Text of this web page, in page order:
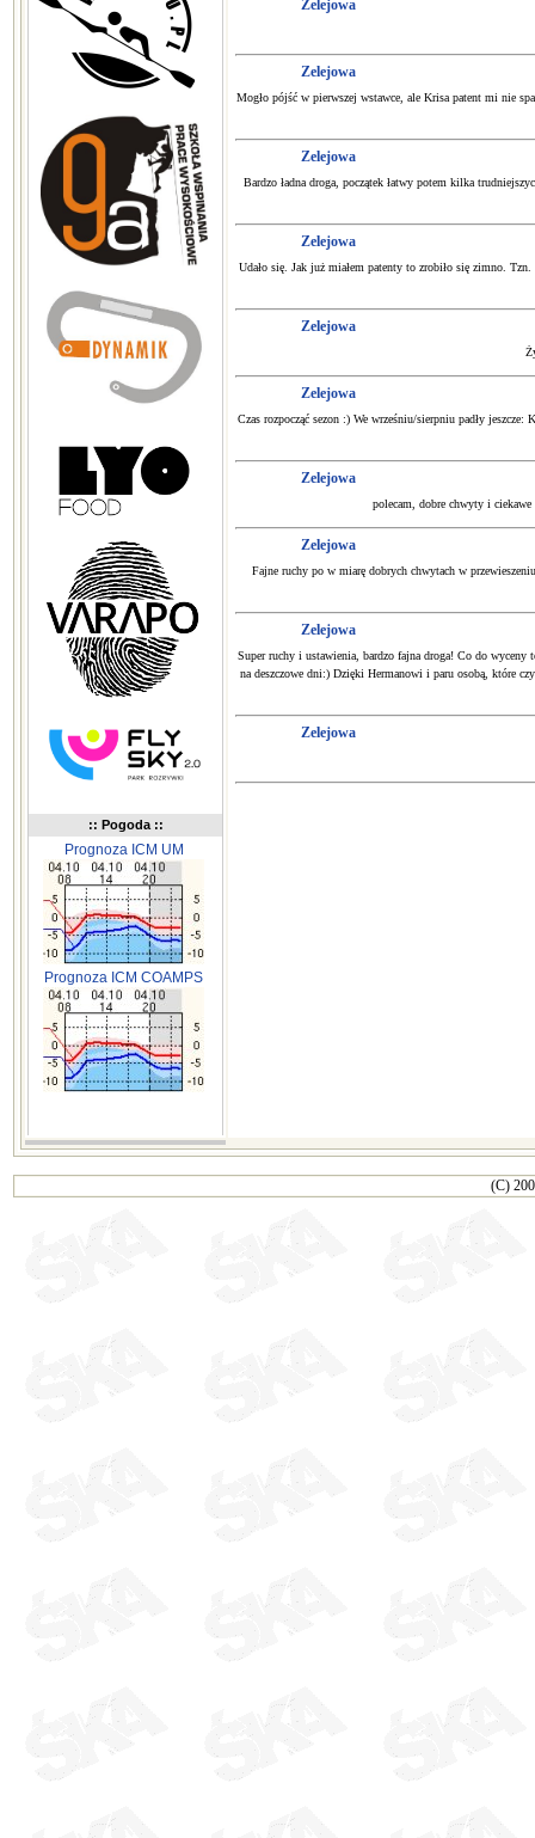
:: Pogoda ::
Prognoza ICM UM
Prognoza ICM COAMPS
Zelejowa
Zelejowa
Mogło pójść w pierwszej wstawce, ale Krisa patent mi nie
Zelejowa
Bardzo ładna droga, początek łatwy potem kilka
Zelejowa
Udało się. Jak już miałem patenty to zrobiło się zimno.
Zelejowa
Zelejowa
Czas rozpocząć sezon :) We wrześniu/sierpniu padły
Zelejowa
polecam, dobre chwyty i
Zelejowa
Fajne ruchy po w miarę dobrych chwytach w
Zelejowa
Super ruchy i ustawienia, bardzo fajna droga! Co do
na deszczowe dni:) Dzięki Hermanowi i paru osobą, które
Zelejowa
(C)